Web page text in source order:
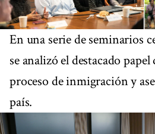
En una serie de seminarios
se analizó el destacado
proceso de inmigración y
país.